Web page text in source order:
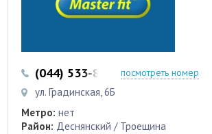
(044) 533-87-87 (044) 353-12-00
посмотреть номер
ул. Градинская, 6Б
Метро: нет
Район: Деснянский / Троещина